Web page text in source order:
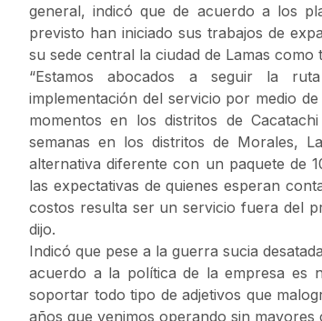
general, indicó que de acuerdo a los
previsto han iniciado sus trabajos de
su sede central la ciudad de Lamas
“Estamos abocados a seguir la
implementación del servicio por medio
momentos en los distritos de
semanas en los distritos de Morales,
alternativa diferente con un paquete de
las expectativas de quienes esperan
costos resulta ser un servicio fuera del
dijo.
Indicó que pese a la guerra sucia
acuerdo a la política de la empresa es
soportar todo tipo de adjetivos que
años que venimos operando sin mayores